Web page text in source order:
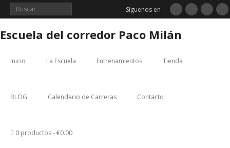
Saltar
Síguenos en
Escuela del corredor Paco Milán
Inicio La Escuela Entrenamientos Tienda
BLOG Calendario de Carreras Contacto
0 productos €0.00